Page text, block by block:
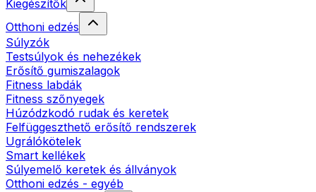
Kiegészítők
Otthoni edzés
Súlyzók
Testsúlyok és nehezékek
Erősítő gumiszalagok
Fitness labdák
Fitness szőnyegek
Húzódzkodó rudak és keretek
Felfüggeszthető erősítő rendszerek
Ugrálókötelek
Smart kellékek
Súlyemelő keretek és állványok
Otthoni edzés - egyéb